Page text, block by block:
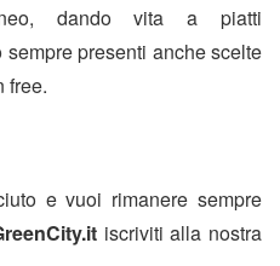
dando vita a piatti
presenti anche scelte
free.
e vuoi rimanere sempre
iscriviti alla nostra